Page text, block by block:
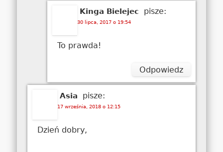
Kinga Bielejec pisze:
30 lipca, 2017 o 19:54
To prawda!
Odpowiedz
Asia pisze:
17 września, 2018 o 12:15
Dzień dobry,